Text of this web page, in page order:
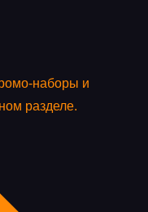
наборы и
разделе.